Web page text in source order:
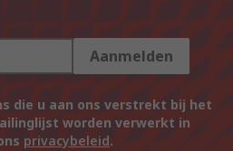
Aanmelden
die u aan ons verstrekt bij het
worden verwerkt in
privacybeleid.